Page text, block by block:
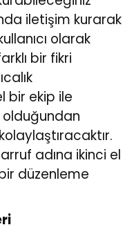
iletişim kurarak
olarak
bir fikri
bir ekip ile
adına ikinci el
düzenleme